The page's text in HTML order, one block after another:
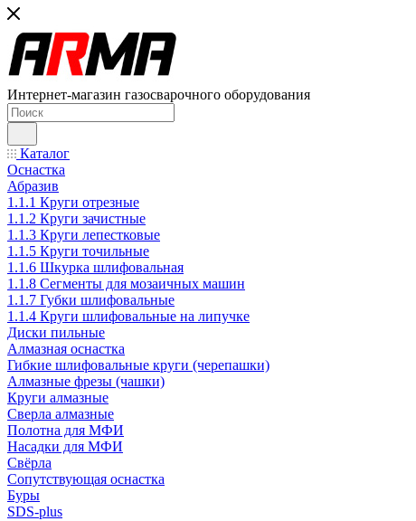
Интернет-магазин газосварочного оборудования
Каталог
Оснастка
Абразив
1.1.1 Круги отрезные
1.1.2 Круги зачистные
1.1.3 Круги лепестковые
1.1.5 Круги точильные
1.1.6 Шкурка шлифовальная
1.1.8 Сегменты для мозаичных машин
1.1.7 Губки шлифовальные
1.1.4 Круги шлифовальные на липучке
Диски пильные
Алмазная оснастка
Гибкие шлифовальные круги (черепашки)
Алмазные фрезы (чашки)
Круги алмазные
Сверла алмазные
Полотна для МФИ
Насадки для МФИ
Свёрла
Сопутствующая оснастка
Буры
SDS-plus